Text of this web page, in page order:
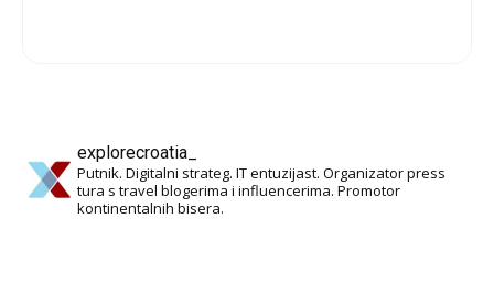
explorecroatia_
Putnik. Digitalni strateg. IT entuzijast. Organizator press
tura s travel blogerima i influencerima. Promotor
kontinentalnih bisera.